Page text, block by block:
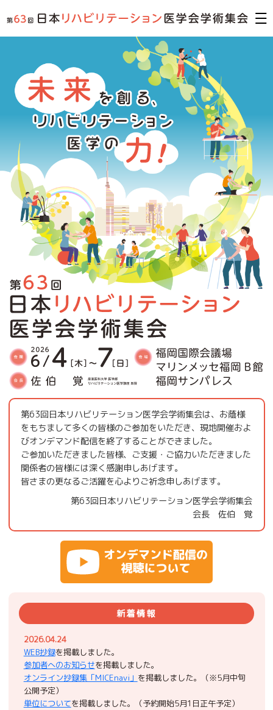
第63回日本リハビリテーション医学会学術集会は、お蔭様
をもちまして多くの皆様のご参加をいただき、現地開催およ
びオンデマンド配信を終了することができました。
ご参加いただきました皆様、ご支援・ご協力いただきました
関係者の皆様には深く感謝申しあげます。
皆さまの更なるご活躍を心よりご祈念申しあげます。
第63回日本リハビリテーション医学会学術集会
会長 佐伯 覚
新着情報
2026.04.24
WEB抄録を掲載しました。
参加者へのお知らせを掲載しました。
オンライン抄録集「MICEnavi」 を掲載しました。（※5月中旬
公開予定）
単位についてを掲載しました。（予約開始5月1日正午予定）